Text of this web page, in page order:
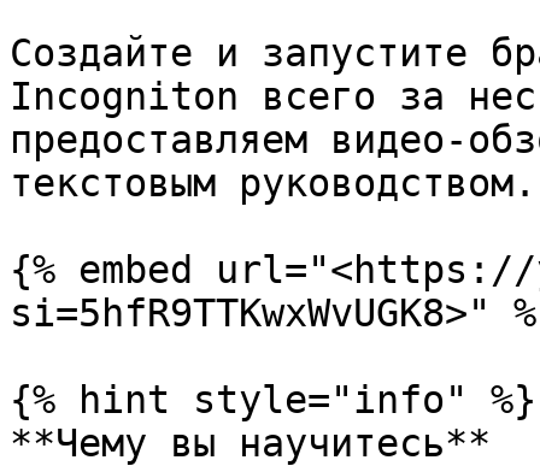
Создайте и запустите
Incogniton всего за
предоставляем видео-
текстовым руководством.
{% embed url="<https://
si=5hfR9TTKwxWvUGK8>"
{% hint style="info" %}
**Чему вы научитесь**